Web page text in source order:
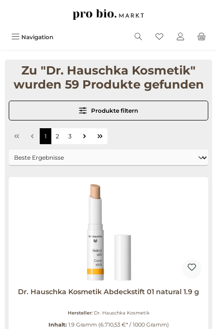
Navigation
Zu "Dr. Hauschka Kosmetik"
wurden 59 Produkte gefunden
Produkte filtern
1 2 3
Dr. Hauschka Kosmetik Abdeckstift 01 natural 1.9 g
Hersteller: Dr. Hauschka Kosmetik
Inhalt: 1.9 Gramm (6.710,53 €* / 1000 Gramm)